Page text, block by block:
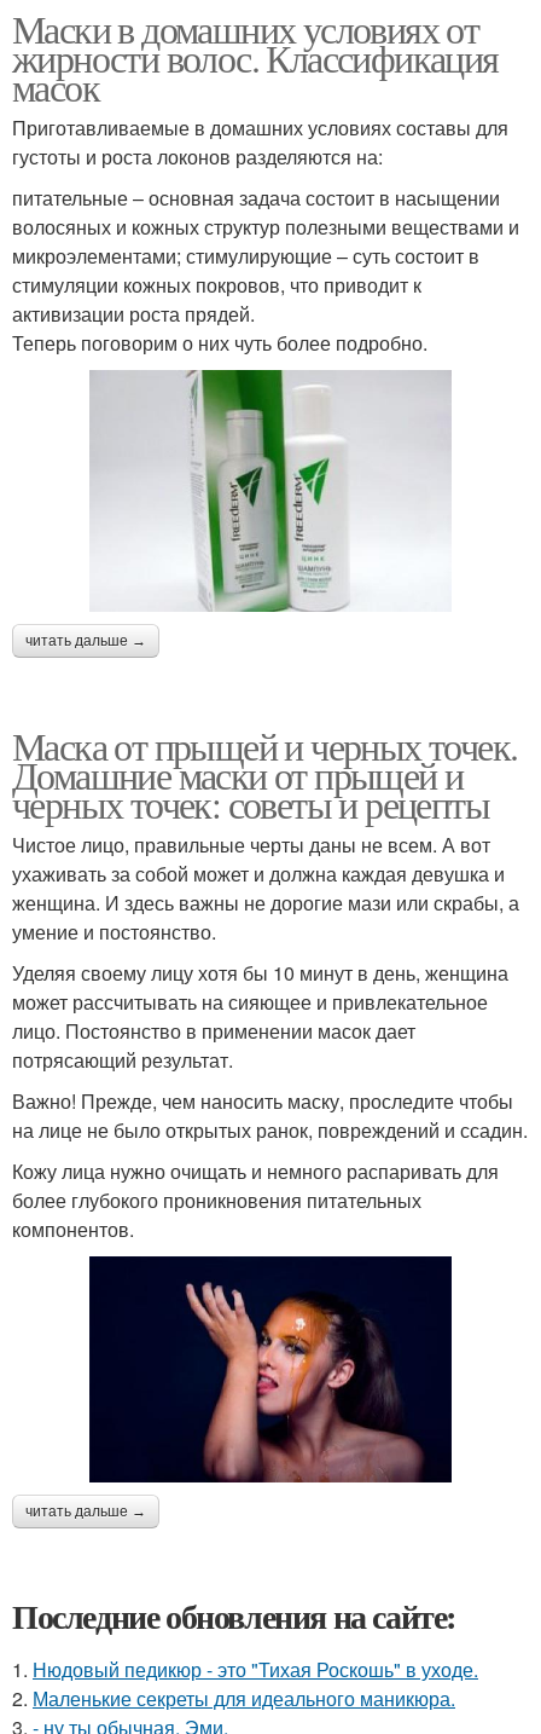
Маски в домашних условиях от
жирности волос. Классификация
масок
Приготавливаемые в домашних условиях составы для
густоты и роста локонов разделяются на:
питательные – основная задача состоит в насыщении
волосяных и кожных структур полезными веществами и
микроэлементами; стимулирующие – суть состоит в
стимуляции кожных покровов, что приводит к
активизации роста прядей.
Теперь поговорим о них чуть более подробно.
читать дальше →
Маска от прыщей и черных точек.
Домашние маски от прыщей и
черных точек: советы и рецепты
Чистое лицо, правильные черты даны не всем. А вот
ухаживать за собой может и должна каждая девушка и
женщина. И здесь важны не дорогие мази или скрабы, а
умение и постоянство.
Уделяя своему лицу хотя бы 10 минут в день, женщина
может рассчитывать на сияющее и привлекательное
лицо. Постоянство в применении масок дает
потрясающий результат.
Важно! Прежде, чем наносить маску, проследите чтобы
на лице не было открытых ранок, повреждений и ссадин.
Кожу лица нужно очищать и немного распаривать для
более глубокого проникновения питательных
компонентов.
читать дальше →
Последние обновления на сайте:
1. Нюдовый педикюр - это "Тихая Роскошь" в уходе.
2. Маленькие секреты для идеального маникюра.
3. - ну ты обычная, Эми.